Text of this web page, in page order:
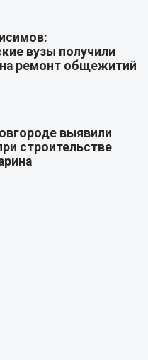
вузы получили
ремонт общежитий
выявили
строительстве